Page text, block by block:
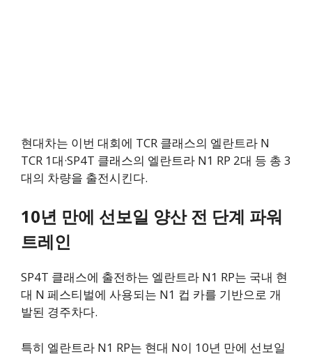
현대차는 이번 대회에 TCR 클래스의 엘란트라 N
TCR 1대·SP4T 클래스의 엘란트라 N1 RP 2대 등 총 3
대의 차량을 출전시킨다.
10년 만에 선보일 양산 전 단계 파워
트레인
SP4T 클래스에 출전하는 엘란트라 N1 RP는 국내 현
대 N 페스티벌에 사용되는 N1 컵 카를 기반으로 개
발된 경주차다.
특히 엘란트라 N1 RP는 현대 N이 10년 만에 선보일